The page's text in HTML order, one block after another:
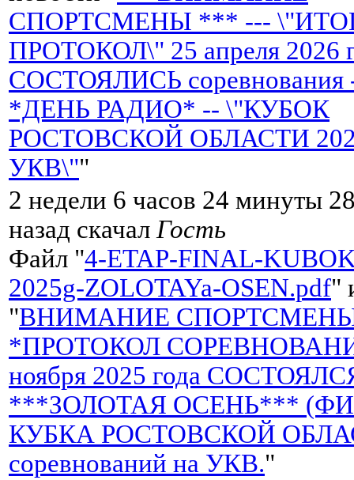
СПОРТСМЕНЫ *** ---
ПРОТОКОЛ\" 25 апреля 2026
СОСТОЯЛИСЬ
*ДЕНЬ РАДИО* -- \"КУБОК
РОСТОВСКОЙ ОБЛАСТИ 2026
УКВ\""
2 недели 6 часов 24 минуты
назад скачал Гость
Файл "4-ETAP-FINAL-
2025g-ZOLOTAYa-OSEN.pdf"
"ВНИМАНИЕ
*ПРОТОКОЛ
ноября 2025 года
***ЗОЛОТАЯ ОСЕНЬ***
КУБКА РОСТОВСКОЙ
соревнований на УКВ."